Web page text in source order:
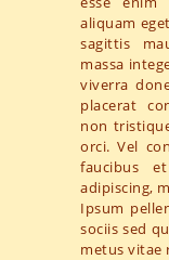
aliquam
sagittis
massa
viverra
placerat
non
orci. Vel
faucibus
adipiscing,
Ipsum
sociis sed
metus vitae